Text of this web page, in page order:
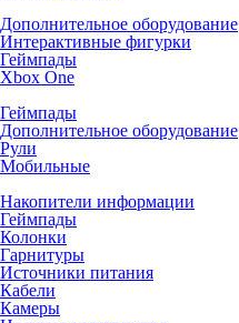
Дополнительное оборудование
Интерактивные фигурки
Геймпады
Xbox One
Геймпады
Дополнительное оборудование
Рули
Мобильные
Накопители информации
Геймпады
Колонки
Гарнитуры
Источники питания
Кабели
Камеры